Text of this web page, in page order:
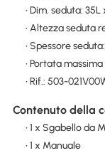
• Dim. seduta: 35L
• Altezza seduta
• Spessore
• Portata
• Rif.: 503-
Contenuto della
• 1 x Sgabello da
• 1 x Manuale